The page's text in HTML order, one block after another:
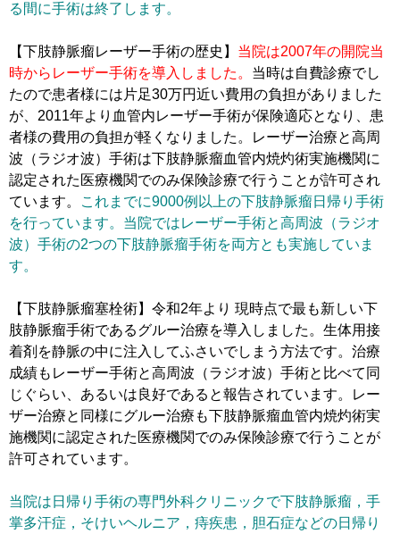
る間に手術は終了します。
【下肢静脈瘤レーザー手術の歴史】 当院は2007年の開院当
時からレーザー手術を導入しました。 当時は自費診療でし
たので患者様には片足30万円近い費用の負担がありました
が、2011年より血管内レーザー手術が保険適応となり、患
者様の費用の負担が軽くなりました。レーザー治療と高周
波（ラジオ波）手術は下肢静脈瘤血管内焼灼術実施機関に
認定された医療機関でのみ保険診療で行うことが許可され
ています。
これまでに9000例以上の下肢静脈瘤日帰り手術
を行っています。当院ではレーザー手術と高周波（ラジオ
波）手術の2つの下肢静脈瘤手術を両方とも実施していま
す。
【下肢静脈瘤塞栓術】令和2年より 現時点で最も新しい下
肢静脈瘤手術であるグルー治療を導入しました。生体用接
着剤を静脈の中に注入してふさいでしまう方法です。治療
成績もレーザー手術と高周波（ラジオ波）手術と比べて同
じぐらい、あるいは良好であると報告されています。レー
ザー治療と同様にグルー治療も下肢静脈瘤血管内焼灼術実
施機関に認定された医療機関でのみ保険診療で行うことが
許可されています。
当院は日帰り手術の専門外科クリニックで下肢静脈瘤，手
掌多汗症，そけいヘルニア，痔疾患，胆石症などの日帰り